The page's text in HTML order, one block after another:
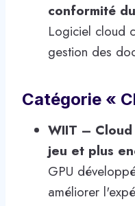
conformité
Logiciel cloud
gestion des
Catégorie «
WIIT –
jeu et plus
GPU
améliorer